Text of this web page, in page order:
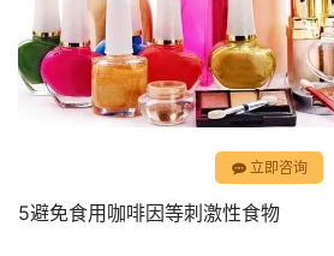
立即咨询
5避免食用咖啡因等刺激性食物